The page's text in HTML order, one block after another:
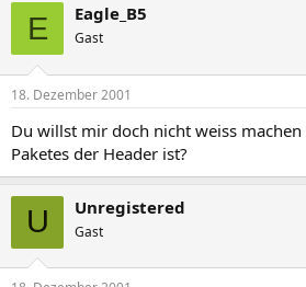
E Eagle_B5
Gast
18. Dezember 2001
Du willst mir doch nicht weiss machen
Paketes der Header ist?
U Unregistered
Gast